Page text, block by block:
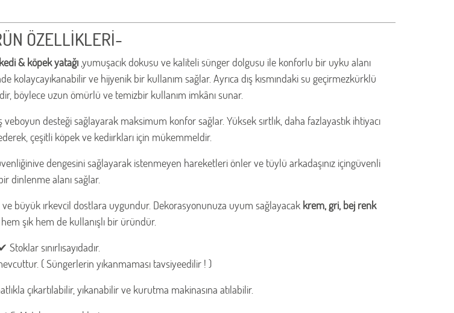
ÖZELLİKLERİ-
& köpek yatağı,yumuşacık dokusu ve kaliteli sünger dolgusu ile konforlu bir uyku alanı
kolaycayıkanabilir ve hijyenik bir kullanım sağlar. Ayrıca dış kısmındaki su geçirmezkürklü
böylece uzun ömürlü ve temizbir kullanım imkânı sunar.
desteği sağlayarak maksimum konfor sağlar. Yüksek sırtlık, daha fazlayastık ihtiyacı
çeşitli köpek ve kediırkları için mükemmeldir.
dengesini sağlayarak istenmeyen hareketleri önler ve tüylü arkadaşınız içingüvenli
dinlenme alanı sağlar.
büyük ırkevcil dostlara uygundur. Dekorasyonunuza uyum sağlayacak krem, gri, bej renk
şık hem de kullanışlı bir üründür.
✔ Stoklar sınırlısayıdadır.
( Süngerlerin yıkanmaması tavsiyeedilir ! )
çıkartılabilir, yıkanabilir ve kurutma makinasına atılabilir.